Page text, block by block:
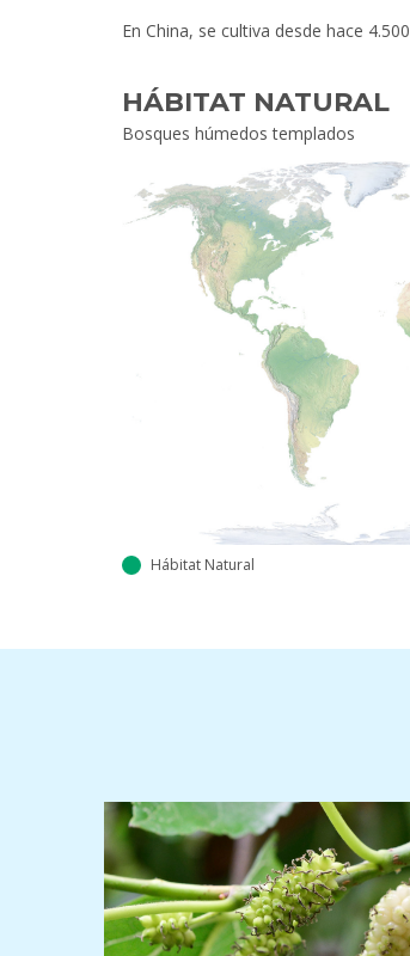
En China, se cultiva desde hace
HÁBITAT NATURAL
Bosques húmedos templados
Hábitat Natural